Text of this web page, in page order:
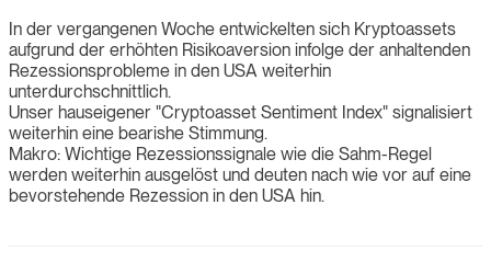
In der vergangenen Woche entwickelten sich Kryptoassets
aufgrund der erhöhten Risikoaversion infolge der anhaltenden
Rezessionsprobleme in den USA weiterhin
unterdurchschnittlich.
Unser hauseigener "Cryptoasset Sentiment Index" signalisiert
weiterhin eine bearishe Stimmung.
Makro: Wichtige Rezessionssignale wie die Sahm-Regel
werden weiterhin ausgelöst und deuten nach wie vor auf eine
bevorstehende Rezession in den USA hin.